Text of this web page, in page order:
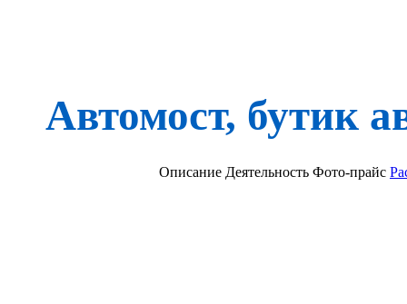
Автомост, бутик
Описание Деятельность Фото-прайс